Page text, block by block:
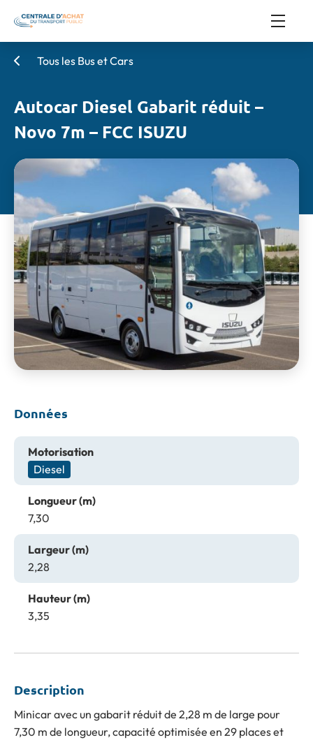
Tous les Bus et Cars
Autocar Diesel Gabarit réduit –
Novo 7m – FCC ISUZU
Données
Motorisation
Diesel
Longueur (m)
7,30
Largeur (m)
2,28
Hauteur (m)
3,35
Description
Minicar avec un gabarit réduit de 2,28 m de large pour
7,30 m de longueur, capacité optimisée en 29 places et